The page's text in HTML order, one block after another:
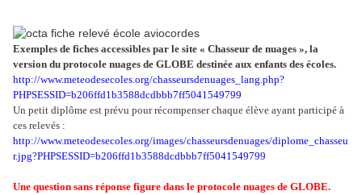
Exemples de fiches accessibles par le site « Chasseur de nuages », la
version du protocole nuages de GLOBE destinée aux enfants des écoles.
http://www.meteodesecoles.org/chasseursdenuages_lang.php?
PHPSESSID=b206ffd1b3588dcdbbb7ff5041549799
Un petit diplôme est prévu pour récompenser chaque élève ayant participé à
ces relevés :
http://www.meteodesecoles.org/images/chasseursdenuages/diplome_chasseu
r.jpg?PHPSESSID=b206ffd1b3588dcdbbb7ff5041549799
Une question sans réponse figure dans le protocole nuages de GLOBE.